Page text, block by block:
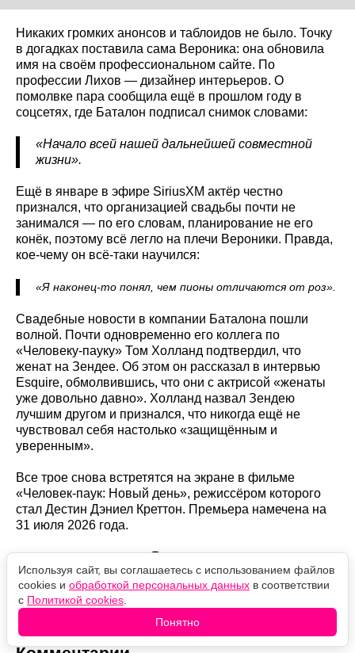
Никаких громких анонсов и таблоидов не было. Точку
в догадках поставила сама Вероника: она обновила
имя на своём профессиональном сайте. По
профессии Лихов — дизайнер интерьеров. О
помолвке пара сообщила ещё в прошлом году в
соцсетях, где Баталон подписал снимок словами:
«Начало всей нашей дальнейшей совместной
жизни».
Ещё в январе в эфире SiriusXM актёр честно
признался, что организацией свадьбы почти не
занимался — по его словам, планирование не его
конёк, поэтому всё легло на плечи Вероники. Правда,
кое-чему он всё-таки научился:
«Я наконец-то понял, чем пионы отличаются от роз».
Свадебные новости в компании Баталона пошли
волной. Почти одновременно его коллега по
«Человеку-пауку» Том Холланд подтвердил, что
женат на Зендее. Об этом он рассказал в интервью
Esquire, обмолвившись, что они с актрисой «женаты
уже довольно давно». Холланд назвал Зендею
лучшим другом и признался, что никогда ещё не
чувствовал себя настолько «защищённым и
уверенным».
Все трое снова встретятся на экране в фильме
«Человек-паук: Новый день», режиссёром которого
стал Дестин Дэниел Креттон. Премьера намечена на
31 июля 2026 года.
Оцените новость
❤️ 🙏
Используя сайт, вы соглашаетесь с использованием файлов
cookies и обработкой персональных данных в соответствии
с Политикой cookies
Понятно